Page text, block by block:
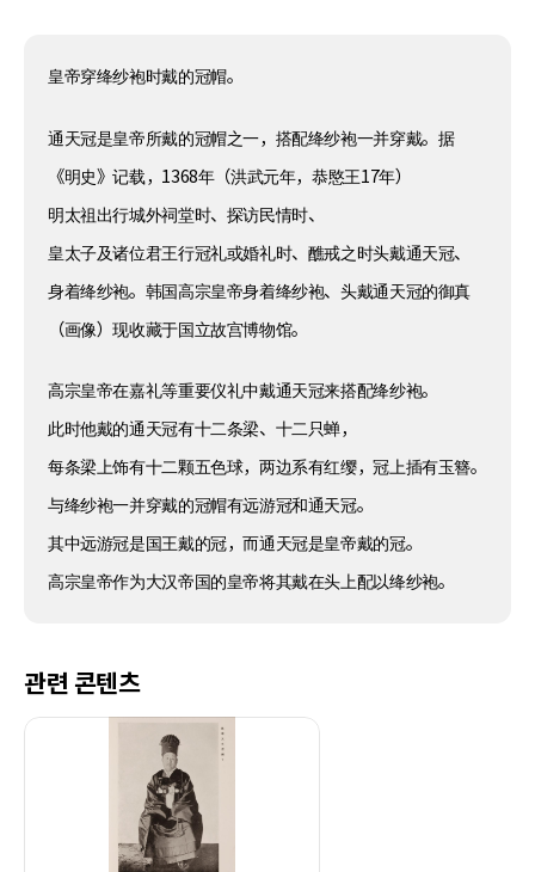
皇帝穿绛纱袍时戴的冠帽。
通天冠是皇帝所戴的冠帽之一，搭配绛纱袍一并穿戴。据
《明史》记载，1368年（洪武元年，恭愍王17年）
明太祖出行城外祠堂时、探访民情时、
皇太子及诸位君王行冠礼或婚礼时、醮戒之时头戴通天冠、
身着绛纱袍。韩国高宗皇帝身着绛纱袍、头戴通天冠的御真
（画像）现收藏于国立故宫博物馆。
高宗皇帝在嘉礼等重要仪礼中戴通天冠来搭配绛纱袍。
此时他戴的通天冠有十二条梁、十二只蝉，
每条梁上饰有十二颗五色球，两边系有红缨，冠上插有玉簪。
与绛纱袍一并穿戴的冠帽有远游冠和通天冠。
其中远游冠是国王戴的冠，而通天冠是皇帝戴的冠。
高宗皇帝作为大汉帝国的皇帝将其戴在头上配以绛纱袍。
관련 콘텐츠